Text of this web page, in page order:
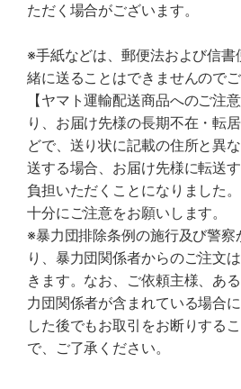
ただく場合がございます。
※手紙などは、郵便法および信
緒に送ることはできませんのでご
【ヤマト運輸配送商品へのご注
り、お届け先様の長期不在・転
どで、送り状に記載の住所と異
送する場合、お届け先様に転送
負担いただくことになりました
十分にご注意をお願いします。
※暴力団排除条例の施行及び警察
り、暴力団関係者からのご注文
きます。なお、ご依頼主様、あ
力団関係者が含まれている場合
した後でもお取引をお断りする
で、ご了承ください。